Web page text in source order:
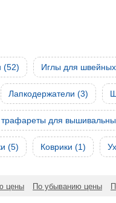
(52) Иглы для
Лапкодержатели (3)
для
(5) Коврики (1)
цены По убыванию цены